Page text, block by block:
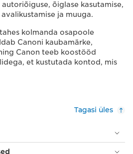
õiglase kasutamise,
ja muuga.
kolmanda osapoole
Canoni kaubamärke,
Canon teeb koostööd
et kustutada kontod, mis
Tagasi üles